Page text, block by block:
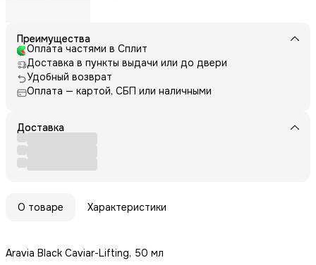
Преимущества
Оплата частями в Сплит
Доставка в пункты выдачи или до двери
Удобный возврат
Оплата — картой, СБП или наличными
Доставка
О товаре Характеристики
Aravia Black Caviar-Lifting, 50 мл